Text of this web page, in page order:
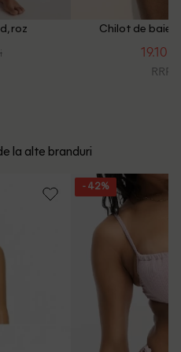
roz Chilot de baie
19.10
RRP:
la alte branduri
- 42%